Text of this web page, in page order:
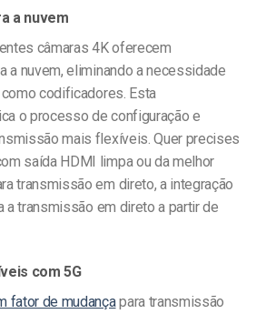
a nuvem
câmaras 4K oferecem
a nuvem, eliminando a necessidade
codificadores. Esta
o processo de configuração e
mais flexíveis. Quer precises
saída HDMI limpa ou da melhor
transmissão em direto, a integração
a transmissão em direto a partir de
com 5G
fator de mudançapara transmissão